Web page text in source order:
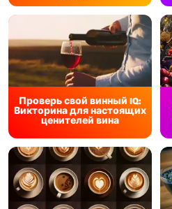
Проверь свой винный IQ:
Викторина для настоящих
ценителей вина